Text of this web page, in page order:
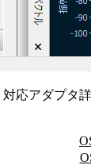
対応アダプタ